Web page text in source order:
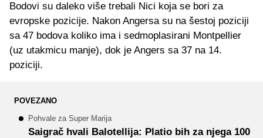
Bodovi su daleko više trebali Nici koja se bori za
evropske pozicije. Nakon Angersa su na šestoj poziciji
sa 47 bodova koliko ima i sedmoplasirani Montpellier
(uz utakmicu manje), dok je Angers sa 37 na 14.
poziciji.
POVEZANO
Pohvale za Super Marija
Saigrač hvali Balotellija: Platio bih za njega 100